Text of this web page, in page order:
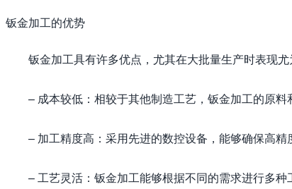
钣金加工的优势
钣金加工具有许多优点，尤其在大批量生产时表现尤
– 成本较低：相较于其他制造工艺，钣金加工的原料
– 加工精度高：采用先进的数控设备，能够确保高精
– 工艺灵活：钣金加工能够根据不同的需求进行多种